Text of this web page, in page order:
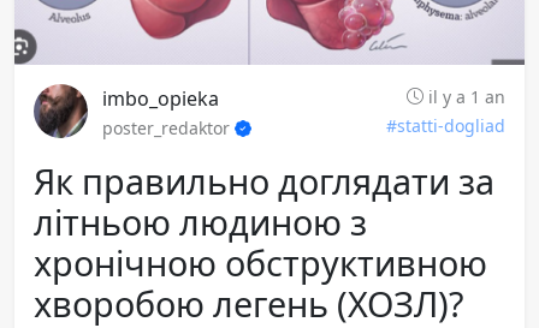
imbo_opieka
il y a 1 an
poster_redaktor
#statti-dogliad
Як правильно доглядати за
літньою людиною з
хронічною обструктивною
хворобою легень (ХОЗЛ)?